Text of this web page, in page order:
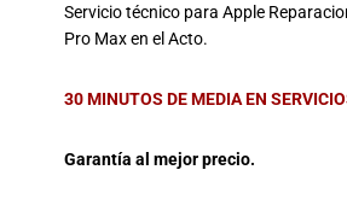
Servicio técnico para Apple
Pro Max en el Acto.
30 MINUTOS DE MEDIA EN
Garantía al mejor precio.